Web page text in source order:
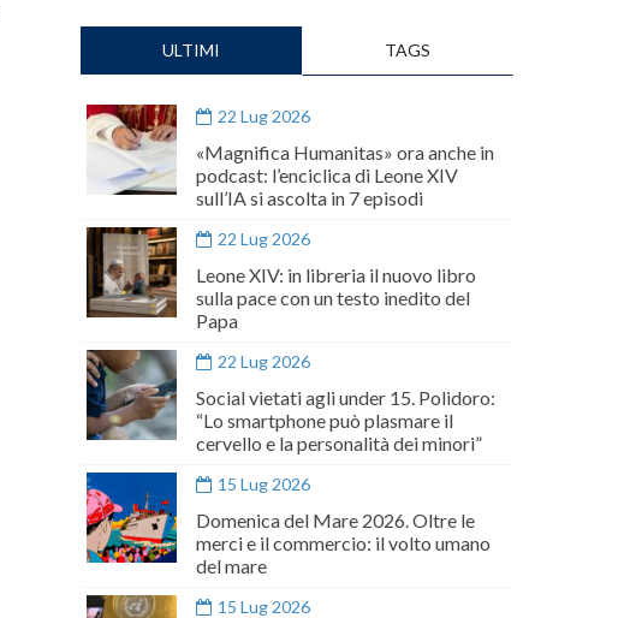
ULTIMI TAGS
22 Lug 2026
«Magnifica Humanitas» ora anche in
podcast: l’enciclica di Leone XIV
sull’IA si ascolta in 7 episodi
22 Lug 2026
Leone XIV: in libreria il nuovo libro
sulla pace con un testo inedito del
Papa
22 Lug 2026
Social vietati agli under 15. Polidoro:
“Lo smartphone può plasmare il
cervello e la personalità dei minori”
15 Lug 2026
Domenica del Mare 2026. Oltre le
merci e il commercio: il volto umano
del mare
15 Lug 2026